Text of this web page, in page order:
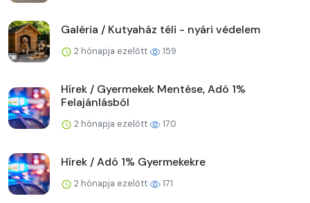
Galéria / Kutyaház téli - nyári védelem
2 hónapja ezelőtt 159
Hírek / Gyermekek Mentése, Adó 1%
Felajánlásból
2 hónapja ezelőtt 170
Hírek / Adó 1% Gyermekekre
2 hónapja ezelőtt 171